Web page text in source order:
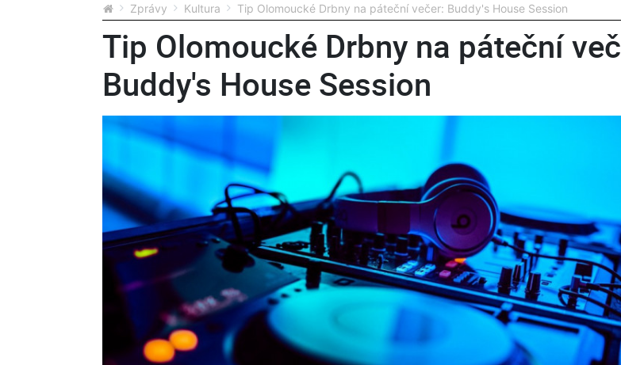
Zprávy Kultura Tip Olomoucké Drbny na páteční večer: Buddy's House Session
Tip Olomoucké Drbny na páteční
Buddy's House Session